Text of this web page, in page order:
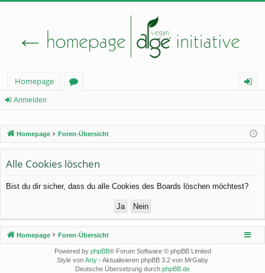
Homepage
el
Anmelden
Homepage Foren-Übersicht
Alle Cookies löschen
Bist du dir sicher, dass du alle Cookies des Boards löschen möchtest?
Homepage Foren-Übersicht
Powered by phpBB® Forum Software © phpBB Limited
Style von Arty - Aktualisieren phpBB 3.2 von MrGaby
Deutsche Übersetzung durch phpBB.de